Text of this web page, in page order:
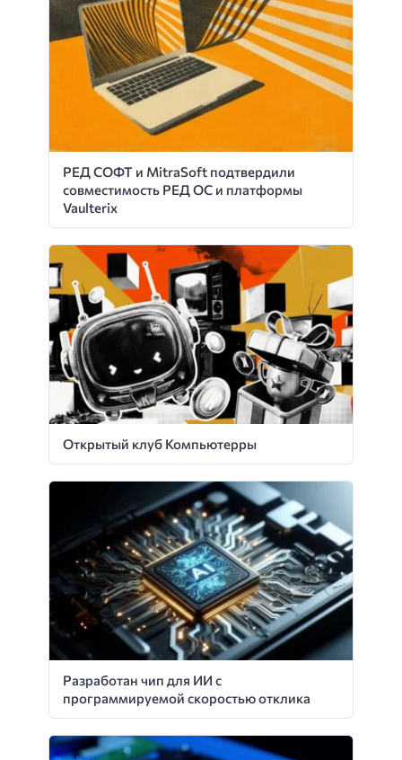
РЕД СОФТ и MitraSoft подтвердили
совместимость РЕД ОС и платформы
Vaulterix
Открытый клуб Компьютерры
Разработан чип для ИИ с
программируемой скоростью отклика